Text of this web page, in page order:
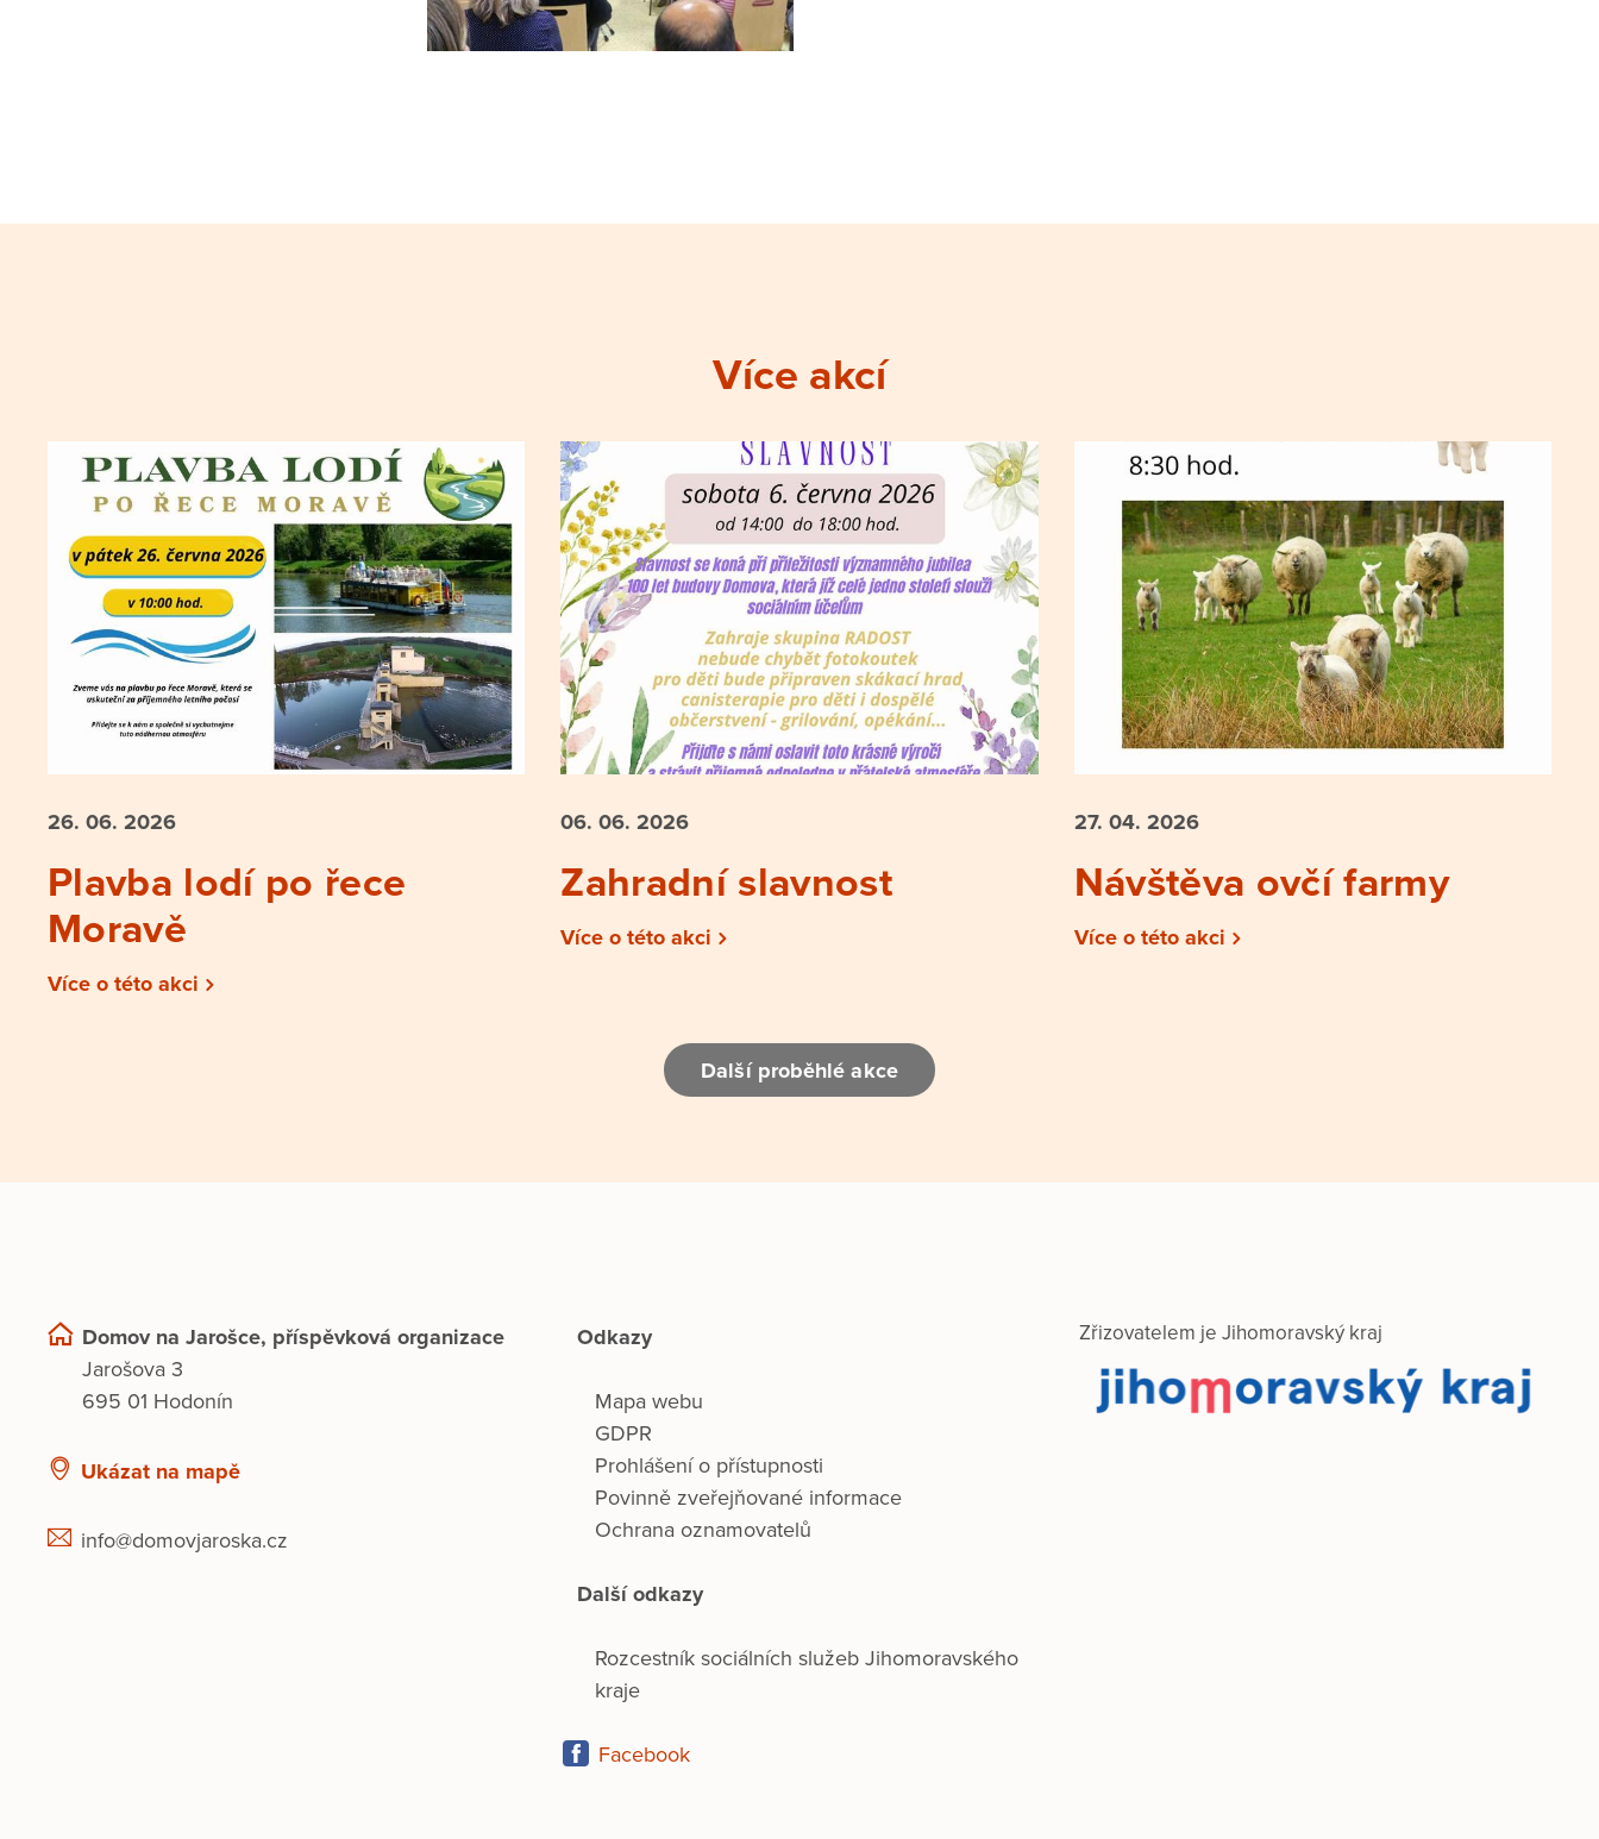
Více akcí
26. 06. 2026
Plavba lodí po řece
Moravě
Více o této akci
06. 06.2026
Zahradní slavnost
Více o této akci
27. 04. 2026
Návštěva ovčí farmy
Více o této akci
Další proběhlé akce
Domov na Jarošce, příspěvková organizace
Jarošova 3
695 01 Hodonín
Ukázat na mapě
info@domovjaroska.cz
Odkazy
Mapa webu
GDPR
Prohlášení o přístupnosti
Povinně zveřejňované informace
Ochrana oznamovatelů
Další odkazy
Rozcestník sociálních služeb Jihomoravského
kraje
Facebook
Zřizovatelem je Jihomoravský kraj